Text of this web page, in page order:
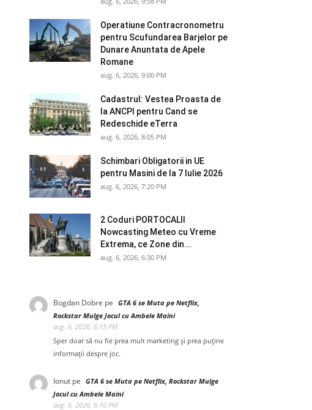
Operatiune Contracronometru
pentru Scufundarea Barjelor pe
Dunare Anuntata de Apele
Romane
aug. 6, 2026, 9:00 PM
Cadastrul: Vestea Proasta de
la ANCPI pentru Cand se
Redeschide eTerra
aug. 6, 2026, 8:05 PM
Schimbari Obligatorii in UE
pentru Masini de la 7 Iulie 2026
aug. 6, 2026, 7:20 PM
2 Coduri PORTOCALII
Nowcasting Meteo cu Vreme
Extrema, ce Zone din...
aug. 6, 2026, 6:30 PM
Bogdan Dobre pe GTA 6 se Muta pe Netflix,
Rockstar Mulge Jocul cu Ambele Maini
aug. 6, 2026, 6:15 PM
Sper doar să nu fie prea mult marketing și prea puține
informații despre joc.
Ionut pe GTA 6 se Muta pe Netflix, Rockstar Mulge
Jocul cu Ambele Maini
aug. 6, 2026, 6:10 PM